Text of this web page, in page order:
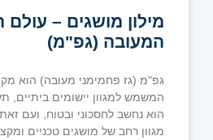
מילון מושגים – עולם
המעובה (גפ"מ)
גפ"מ (גז פחמימני מעובה) הוא
המשמש למגוון יישומים ביתיים,
הוא נחשב לחסכוני ובטוח, ועם
מגוון רחב של מושגים טכניים